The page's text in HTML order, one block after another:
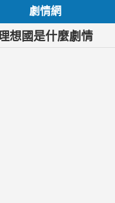
劇情網
想國是什麼劇情